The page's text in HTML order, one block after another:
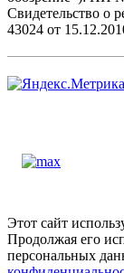
Свидетельство о
43024 от
Этот сайт
Продолжая его
персональных